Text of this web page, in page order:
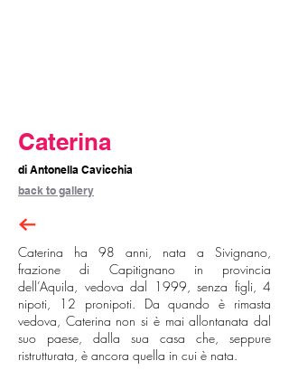
Caterina
di Antonella Cavicchia
back to gallery
Caterina ha 98 anni, nata a Sivignano,
frazione di Capitignano in provincia
dell’Aquila, vedova dal 1999, senza figli, 4
nipoti, 12 pronipoti. Da quando è rimasta
vedova, Caterina non si è mai allontanata dal
suo paese, dalla sua casa che, seppure
ristrutturata, è ancora quella in cui è nata.